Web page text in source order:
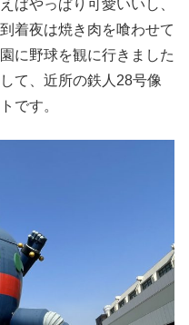
ばやっぱり可愛いいし、
着夜は焼き肉を喰わせて
に野球を観に行きました
て、近所の鉄人28号像
です。